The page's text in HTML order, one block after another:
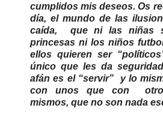
cumplidos mis deseos. Os
día, el mundo de las
caída, que ni las niñas
princesas ni los niños
ellos quieren ser
único que les da
afán es el “servir” y lo
con unos que con
mismos, que no son nada